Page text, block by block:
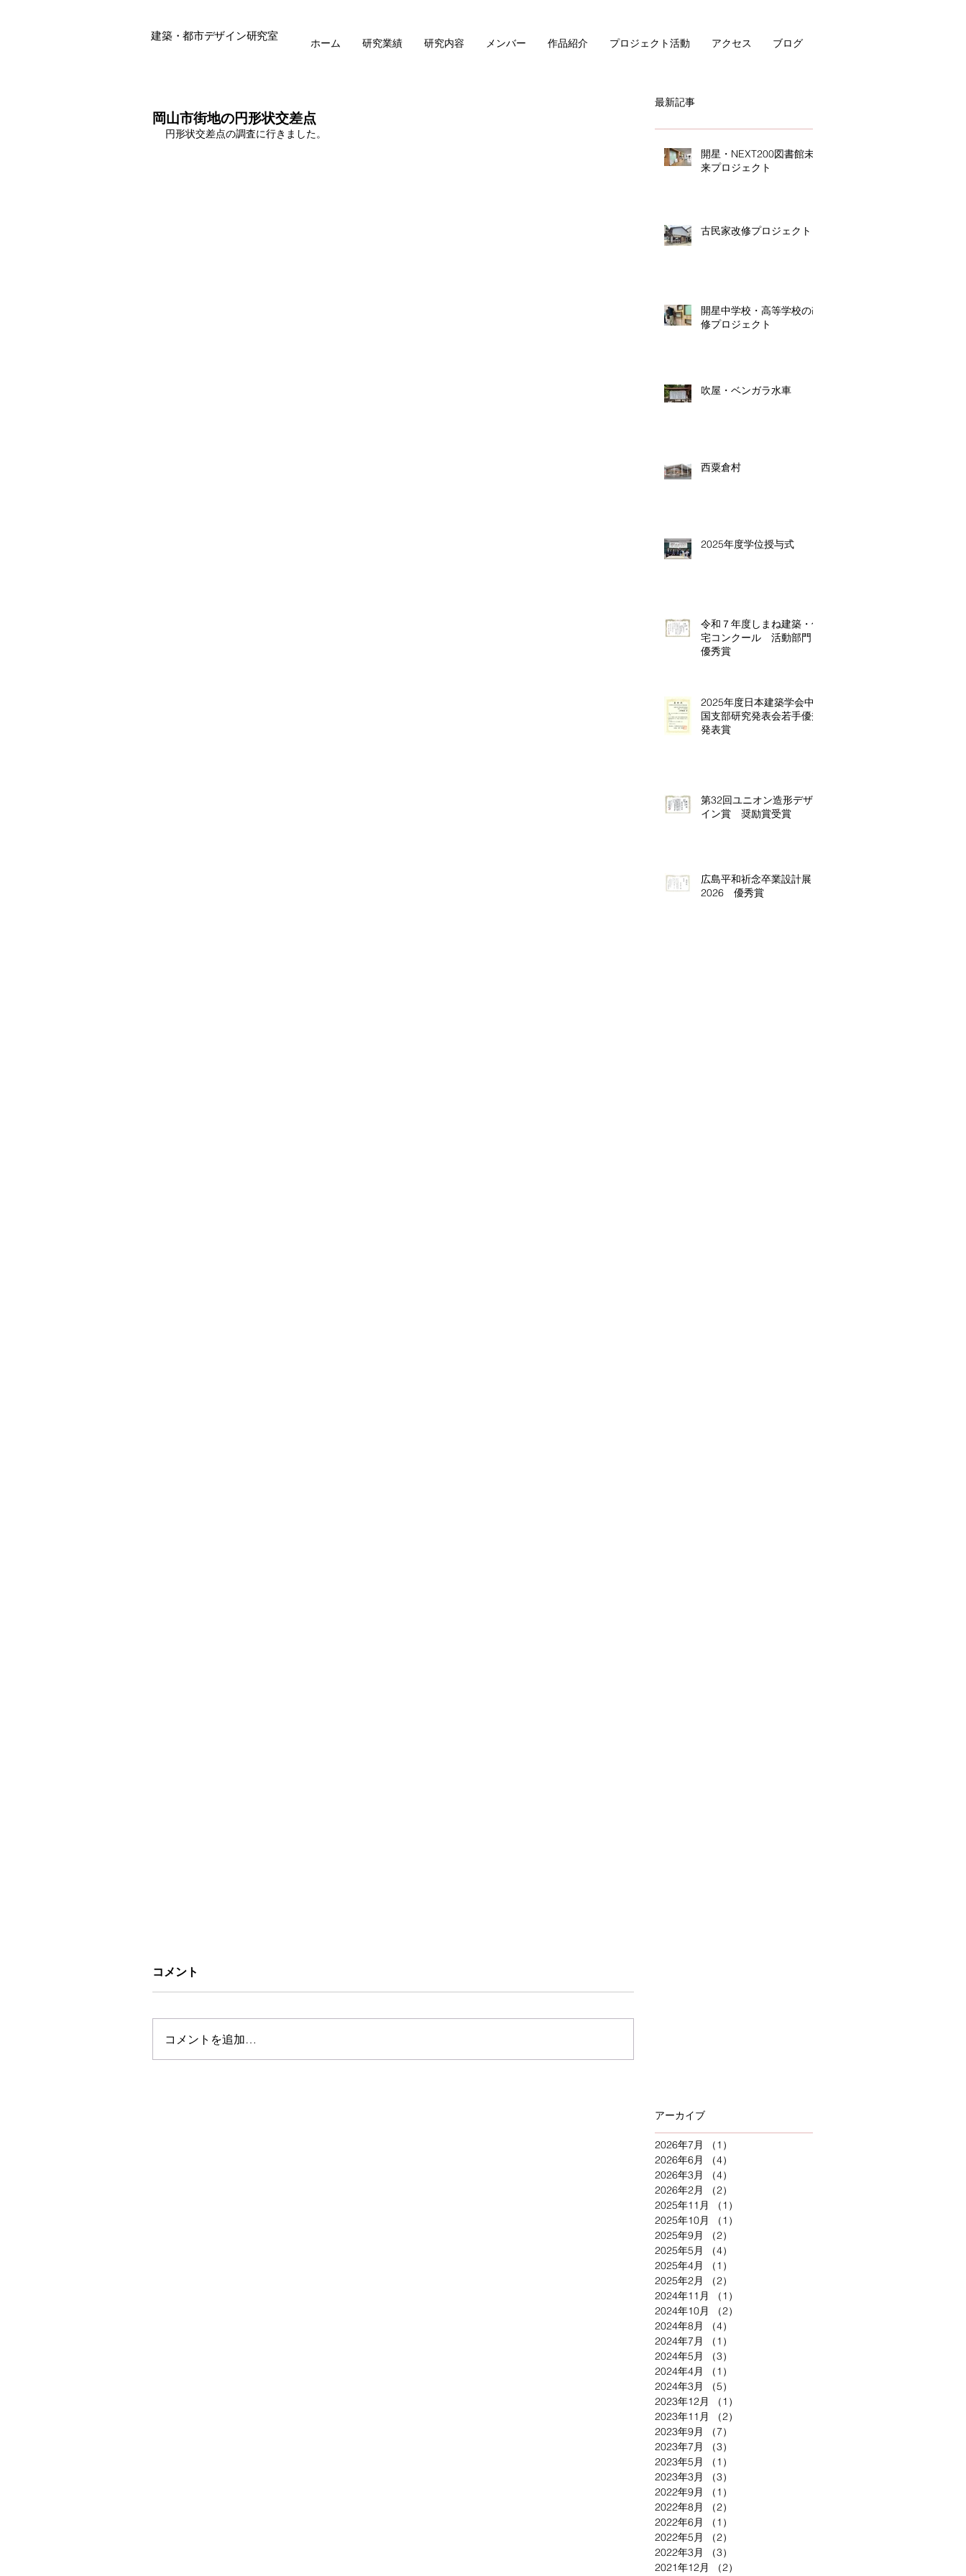
建築・都市デザイン研究室
ホーム 研究業績 研究内容 メンバー 作品紹介 プロジェクト活動 アクセス ブログ
岡山市街地の円形状交差点
円形状交差点の調査に行きました。
コメント
コメントを追加…
最新記事
開星・NEXT200図書館未
来プロジェクト
古民家改修プロジェクト
開星中学校・高等学校の改
修プロジェクト
吹屋・ベンガラ水車
西粟倉村
2025年度学位授与式
令和７年度しまね建築・住
宅コンクール 活動部門
優秀賞
2025年度日本建築学会中
国支部研究発表会若手優秀
発表賞
第32回ユニオン造形デザ
イン賞 奨励賞受賞
広島平和祈念卒業設計展
2026 優秀賞
アーカイブ
2026年7月 （1）
2026年6月
（4）
2026年3月
（4）
2026年2月
（2）
2025年11月
（1）
2025年10月
（1）
2025年9月
（2）
2025年5月
（4）
2025年4月
（1）
2025年2月
（2）
2024年11月
（1）
2024年10月
（2）
2024年8月
（4）
2024年7月
（1）
2024年5月
（3）
2024年4月
（1）
2024年3月
（5）
2023年12月
（1）
2023年11月
（2）
2023年9月
（7）
2023年7月
（3）
2023年5月
（1）
2023年3月
（3）
2022年9月
（1）
2022年8月
（2）
2022年6月
（1）
2022年5月
（2）
2022年3月
（3）
2021年12月
（2）